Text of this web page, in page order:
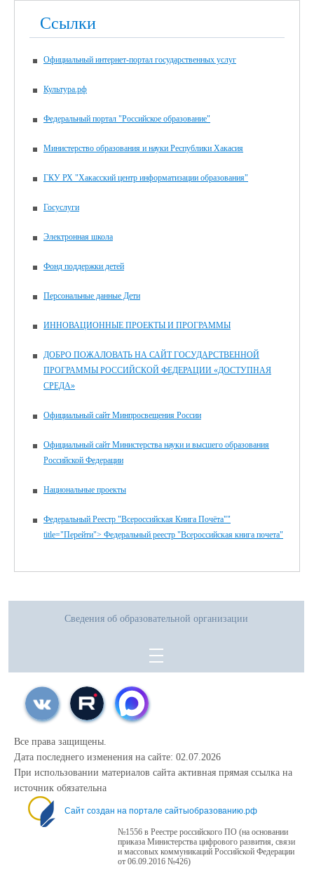
Ссылки
Официальный интернет-портал государственных услуг
Культура.рф
Федеральный портал "Российское образование"
Министерство образования и науки Республики Хакасия
ГКУ РХ "Хакасский центр информатизации образования"
Госуслуги
Электронная школа
Фонд поддержки детей
Персональные данные Дети
ИННОВАЦИОННЫЕ ПРОЕКТЫ И ПРОГРАММЫ
ДОБРО ПОЖАЛОВАТЬ НА САЙТ ГОСУДАРСТВЕННОЙ
ПРОГРАММЫ РОССИЙСКОЙ ФЕДЕРАЦИИ «ДОСТУПНАЯ
СРЕДА»
Официальный сайт Минпросвещения России
Официальный сайт Министерства науки и высшего образования
Российской Федерации
Национальные проекты
Федеральный Реестр "Всероссийская Книга Почёта""
title="Перейти"> Федеральный реестр "Всероссийская книга почета"
Сведения об образовательной организации
Все права защищены.
Дата последнего изменения на сайте: 02.07.2026
При использовании материалов сайта активная прямая ссылка на
источник обязательна
Сайт создан на портале сайтыобразованию.рф
№1556 в Реестре российского ПО (на основании
приказа Министерства цифрового развития, связи
и массовых коммуникаций Российской Федерации
от 06.09.2016 №426)